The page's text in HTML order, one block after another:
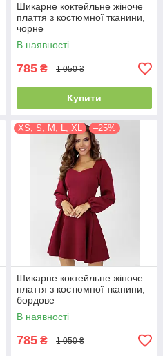
Шикарне коктейльне жіноче
плаття з костюмної тканини,
чорне
В наявності
785 ₴ 1 050 ₴
Купити
XS, S, M, L, XL –25%
Шикарне коктейльне жіноче
плаття з костюмної тканини,
бордове
В наявності
785 ₴ 1 050 ₴